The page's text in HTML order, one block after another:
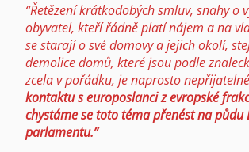
“Řetězení krátkodobých smluv, snahy o
obyvatel, kteří řádně platí nájem a na
se starají o své domovy a jejich okolí,
demolice domů, které jsou podle
zcela v pořádku, je naprosto
kontaktu s europoslanci z evropské
chystáme se toto téma přenést na půdu
parlamentu.”